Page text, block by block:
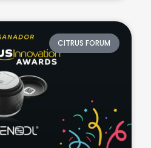
CITRUS FORUM